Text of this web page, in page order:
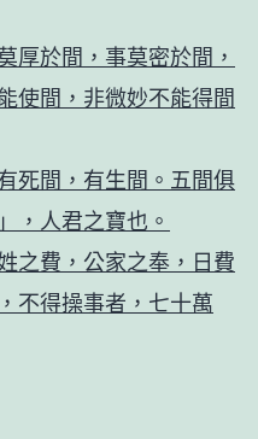
厚於間，事莫密於間，
使間，非微妙不能得間
死間，有生間。五間俱
，人君之寶也。
之費，公家之奉，日費
不得操事者，七十萬